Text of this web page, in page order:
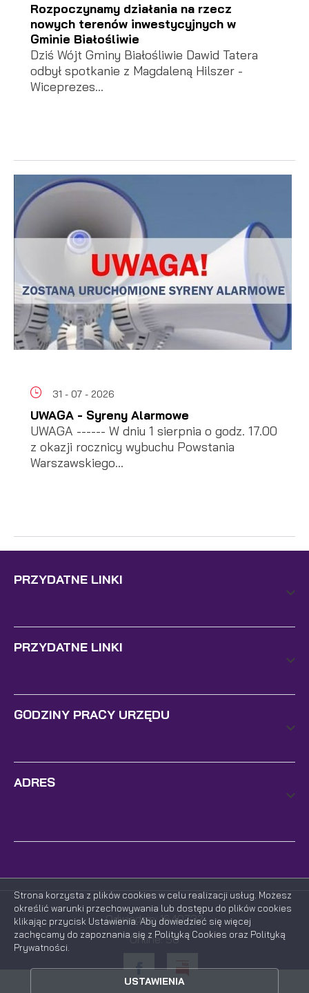
Rozpoczynamy działania na rzecz
nowych terenów inwestycyjnych w
Gminie Białośliwie
Dziś Wójt Gminy Białośliwie Dawid Tatera
odbył spotkanie z Magdaleną Hilszer -
Wiceprezes...
31 - 07 - 2026
UWAGA - Syreny Alarmowe
UWAGA ------ W dniu 1 sierpnia o godz. 17.00
z okazji rocznicy wybuchu Powstania
Warszawskiego...
PRZYDATNE LINKI
PRZYDATNE LINKI
GODZINY PRACY URZĘDU
ADRES
Odwiedzin: 1640732
Online: 56
Strona korzysta z plików cookies w celu realizacji usług. Możesz
określić warunki przechowywania lub dostępu do plików cookies
klikając przycisk Ustawienia. Aby dowiedzieć się więcej
zachęcamy do zapoznania się z Polityką Cookies oraz Polityką
Prywatności.
USTAWIENIA
ZAPISZ WYBRANE
ZEZWÓL NA WSZYSTKIE